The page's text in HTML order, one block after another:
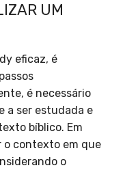
UM
eficaz, é
é necessário
a ser estudada e
bíblico. Em
o contexto em que
o